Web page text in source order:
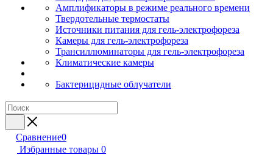
Амплификаторы в режиме реального времени
Твердотельные термостаты
Источники питания для гель-электрофореза
Камеры для гель-электрофореза
Трансиллюминаторы для гель-электрофореза
Климатические камеры
Бактерицидные облучатели
Сравнение0
Избранные товары 0